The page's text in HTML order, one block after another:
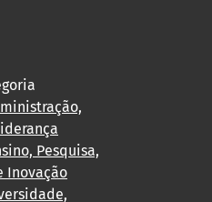
Pesquisa,
Inovação